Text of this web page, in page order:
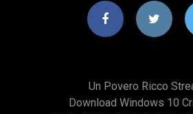
Un Povero Ricco
Download Windows 10